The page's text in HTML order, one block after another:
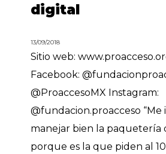
digital
13/09/2018
Sitio web:
Facebook:
@ProaccesoMX Instagram:
@fundacion.proacceso “Me
manejar bien la paquetería
porque es la que piden al